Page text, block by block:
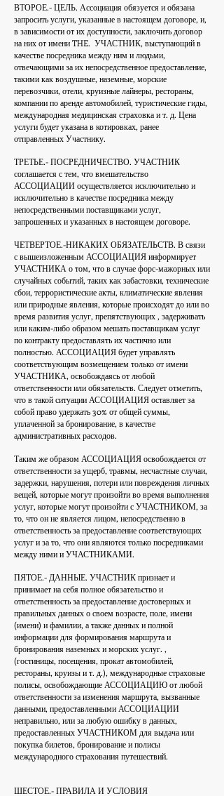
ВТОРОЕ.- ЦЕЛЬ. Ассоциация обязуется и обязана
запросить услуги, указанные в настоящем договоре, и,
в зависимости от их доступности, заключить договор
на них от имени THE. УЧАСТНИК, выступающий в
качестве посредника между ним и людьми,
отвечающими за их непосредственное предоставление,
такими как воздушные, наземные, морские
перевозчики, отели, круизные лайнеры, рестораны,
компании по аренде автомобилей, туристические гиды,
международная медицинская страховка и т. д. Цена
услуги будет указана в котировках, ранее
отправленных Участнику.
ТРЕТЬЕ.- ПОСРЕДНИЧЕСТВО. УЧАСТНИК
соглашается с тем, что вмешательство
АССОЦИАЦИИ осуществляется исключительно и
исключительно в качестве посредника между
непосредственными поставщиками услуг,
запрошенных и указанных в настоящем договоре.
ЧЕТВЕРТОЕ.-НИКАКИХ ОБЯЗАТЕЛЬСТВ. В связи
с вышеизложенным АССОЦИАЦИЯ информирует
УЧАСТНИКА о том, что в случае форс-мажорных или
случайных событий, таких как забастовки, технические
сбои, террористические акты, климатические явления
или природные явления, которые происходят до или во
время развития услуг, препятствующих , задерживать
или каким-либо образом мешать поставщикам услуг
по контракту предоставлять их частично или
полностью. АССОЦИАЦИЯ будет управлять
соответствующим возмещением только от имени
УЧАСТНИКА, освобождаясь от любой
ответственности или обязательств. Следует отметить,
что в такой ситуации АССОЦИАЦИЯ оставляет за
собой право удержать 30% от общей суммы,
уплаченной за бронирование, в качестве
административных расходов.
Таким же образом АССОЦИАЦИЯ освобождается от
ответственности за ущерб, травмы, несчастные случаи,
задержки, нарушения, потери или повреждения личных
вещей, которые могут произойти во время выполнения
услуг, которые могут произойти с УЧАСТНИКОМ, за
то, что он не является лицом, непосредственно в
ответственность за предоставление соответствующих
услуг и за то, что они являются только посредниками
между ними и УЧАСТНИКАМИ.
ПЯТОЕ.- ДАННЫЕ. УЧАСТНИК признает и
принимает на себя полное обязательство и
ответственность за предоставление достоверных и
правильных данных о своем возрасте, поле, имени
(имени) и фамилии, а также данных и полной
информации для формирования маршрута и
бронирования наземных и морских услуг. ,
(гостиницы, посещения, прокат автомобилей,
рестораны, круизы и т. д.), международные страховые
полисы, освобождающие АССОЦИАЦИЮ от любой
ответственности за изменения маршрута, вызванные
данными, предоставленными АССОЦИАЦИИ
неправильно, или за любую ошибку в данных,
предоставленных УЧАСТНИКОМ для выдача или
покупка билетов, бронирование и полисы
международного страхования путешествий.
ШЕСТОЕ.- ПРАВИЛА И УСЛОВИЯ